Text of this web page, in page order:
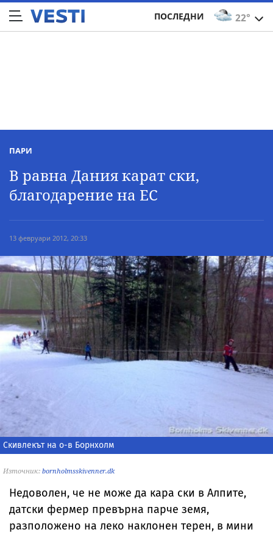
22°
ПОСЛЕДНИ
ПАРИ
В равна Дания карат ски,
благодарение на ЕС
13 февруари 2012, 20:33
Скивлекът на о-в Борнхолм
Източник: bornholmsskivenner.dk
Недоволен, че не може да кара ски в Алпите,
датски фермер превърна парче земя,
разположено на леко наклонен терен, в мини